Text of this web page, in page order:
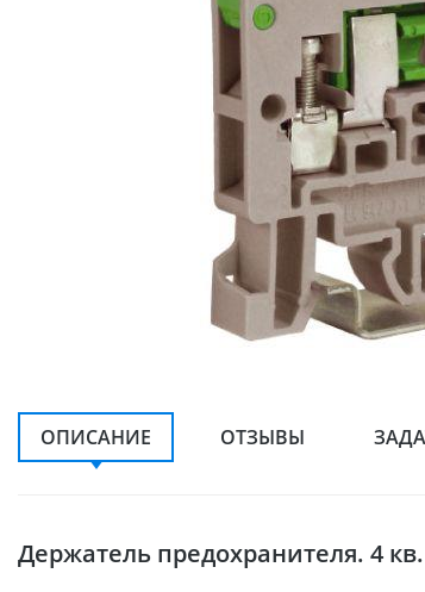
ОПИСАНИЕ ОТЗЫВЫ
Держатель предохранителя. 4